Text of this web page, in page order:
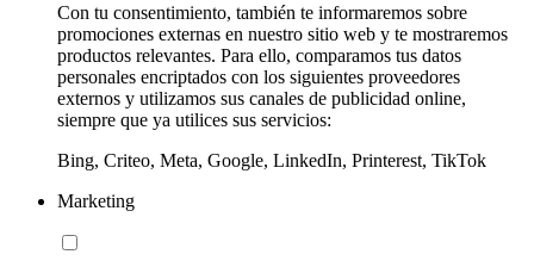
Con tu consentimiento, también te informaremos sobre
promociones externas en nuestro sitio web y te mostraremos
productos relevantes. Para ello, comparamos tus datos
personales encriptados con los siguientes proveedores
externos y utilizamos sus canales de publicidad online,
siempre que ya utilices sus servicios:
Bing, Criteo, Meta, Google, LinkedIn, Printerest, TikTok
Marketing